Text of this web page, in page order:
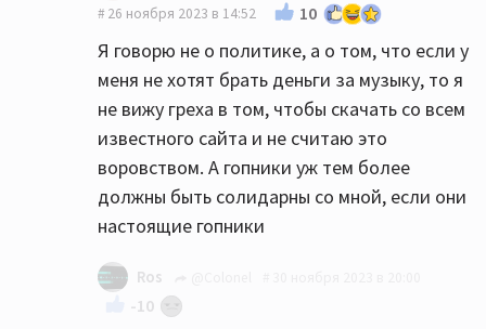
26 ноября 2023 в 14:52
10
Я говорю не о политике, а о том, что если у
меня не хотят брать деньги за музыку, то я
не вижу греха в том, чтобы скачать со всем
известного сайта и не считаю это
воровством. А гопники уж тем более
должны быть солидарны со мной, если они
настоящие гопники
Ros
-10